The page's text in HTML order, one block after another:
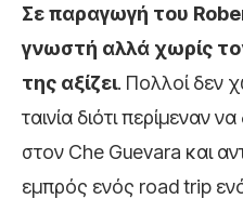
Σε παραγωγή του
γνωστή αλλά χωρίς
της αξίζει. Πολλοί δεν
ταινία διότι περίμεναν
στον Che Guevara και
εμπρός ενός road trip